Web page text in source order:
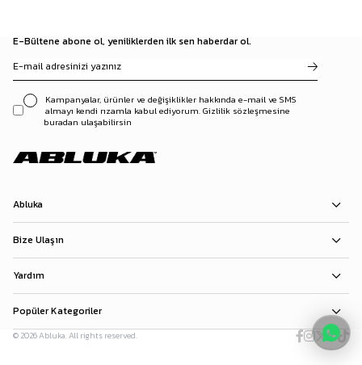
E-Bültene abone ol, yeniliklerden ilk sen haberdar ol.
Kampanyalar, ürünler ve değişiklikler hakkında e-mail ve SMS
almayı kendi rızamla kabul ediyorum. Gizlilik sözleşmesine
buradan ulaşabilirsin
Abluka
Bize Ulaşın
Yardım
Popüler Kategoriler
© 2026 Abluka. All rights reserved.